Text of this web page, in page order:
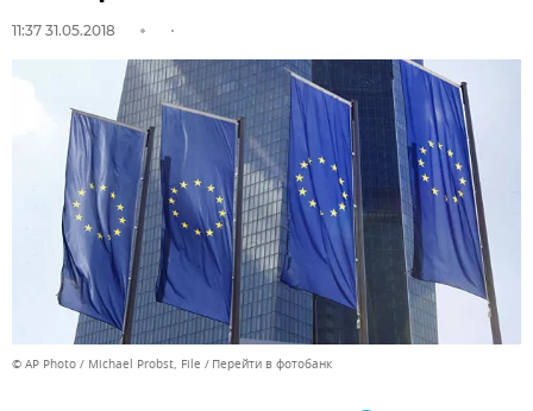
11:37 31.05.2018
© AP Photo / Michael Probst, File Перейти в фотобанк